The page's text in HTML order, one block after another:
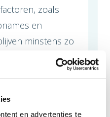
en advertenties te
zoals
en
minstens zo